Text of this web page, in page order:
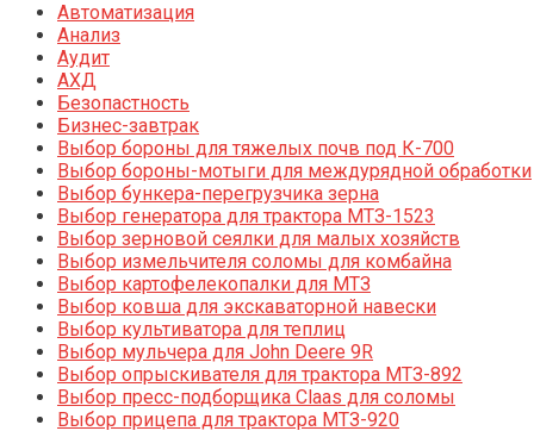
Автоматизация
Анализ
Аудит
АХД
Безопастность
Бизнес-завтрак
Выбор бороны для тяжелых почв под К-700
Выбор бороны-мотыги для междурядной обработки
Выбор бункера-перегрузчика зерна
Выбор генератора для трактора МТЗ-1523
Выбор зерновой сеялки для малых хозяйств
Выбор измельчителя соломы для комбайна
Выбор картофелекопалки для МТЗ
Выбор ковша для экскаваторной навески
Выбор культиватора для теплиц
Выбор мульчера для John Deere 9R
Выбор опрыскивателя для трактора МТЗ-892
Выбор пресс-подборщика Claas для соломы
Выбор прицепа для трактора МТЗ-920